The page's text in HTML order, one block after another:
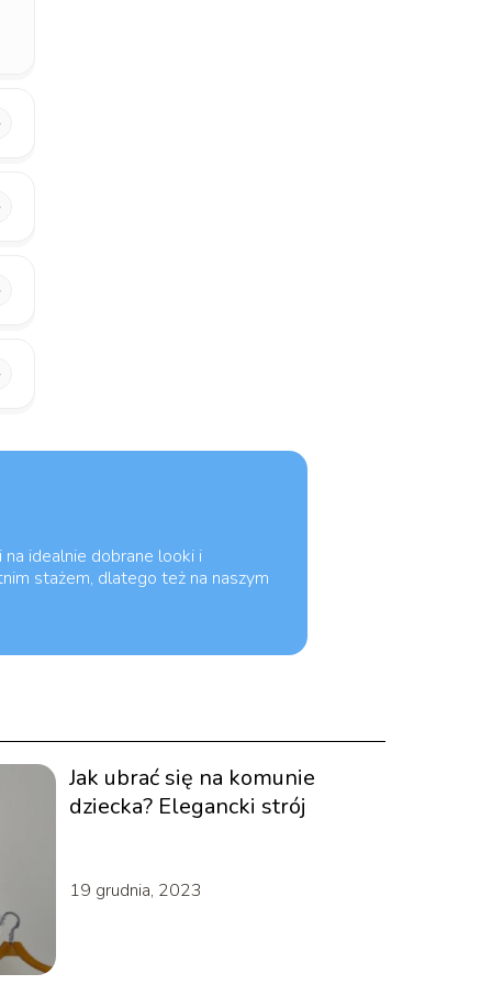
na idealnie dobrane looki i
stażem, dlatego też na naszym
Jak ubrać się na komunie
dziecka? Elegancki strój
19 grudnia, 2023